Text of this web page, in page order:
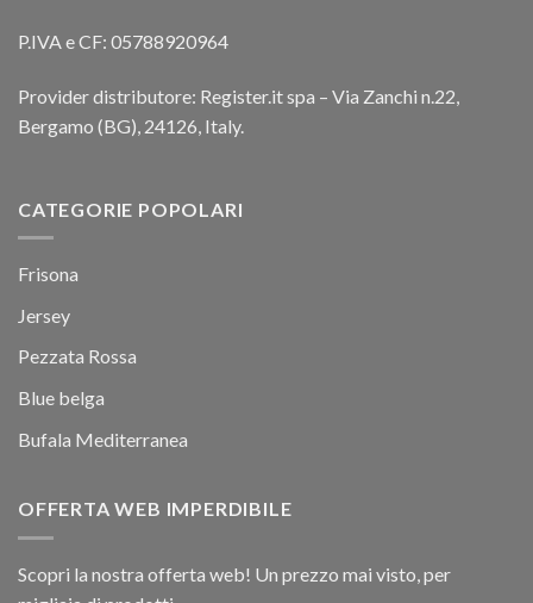
P.IVA e CF: 05788920964
Provider distributore: Register.it spa – Via Zanchi n.22,
Bergamo (BG), 24126, Italy.
CATEGORIE POPOLARI
Frisona
Jersey
Pezzata Rossa
Blue belga
Bufala Mediterranea
OFFERTA WEB IMPERDIBILE
Scopri la nostra offerta web! Un prezzo mai visto, per